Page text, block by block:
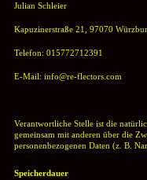
Julian Schleier
Kapuzinerstraße 21, 97070
Telefon: 015772712391
E-Mail: info@re-flectors.com
Verantwortliche Stelle ist die
gemeinsam mit anderen über die
personenbezogenen Daten (z. B.
Speicherdauer